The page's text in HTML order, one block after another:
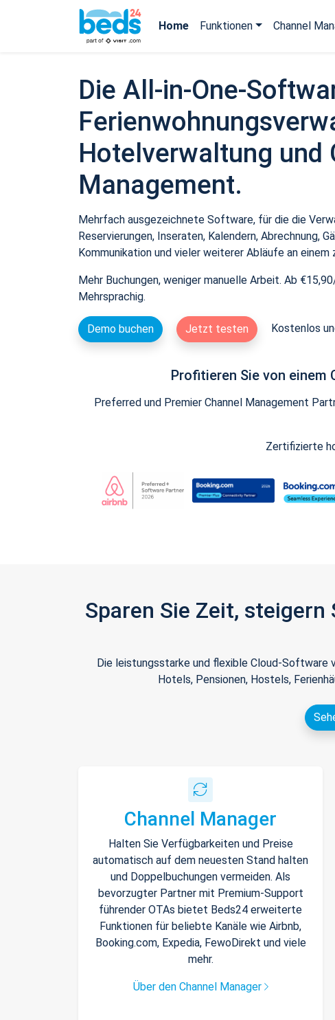
Home Funktionen Channel
Die All-in-One-
Hotelverwaltung und
Management.
Mehrfach ausgezeichnete Software, für die die
Reservierungen, Inseraten, Kalendern, Abrechnung,
Kommunikation und vieler weiterer Abläufe an einem
Mehr Buchungen, weniger manuelle Arbeit. Ab
Mehrsprachig.
Demo buchen Jetzt testen Kostenlos
Profitieren Sie von einem
Preferred und Premier Channel Management
Zertifizierte
Sparen Sie Zeit,
Die leistungsstarke und flexible Cloud-Software
Hotels, Pensionen, Hostels,
Channel Manager
Halten Sie Verfügbarkeiten und Preise
automatisch auf dem neuesten Stand halten
und Doppelbuchungen vermeiden. Als
bevorzugter Partner mit Premium-Support
führender OTAs bietet Beds24 erweiterte
Funktionen für beliebte Kanäle wie Airbnb,
Booking.com, Expedia, FewoDirekt und viele
mehr.
Über den Channel Manager